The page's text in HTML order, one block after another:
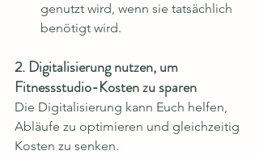
genutzt wird, wenn sie tatsächlich
benötigt wird.
2. Digitalisierung nutzen, um
Fitnessstudio-Kosten zu sparen
Die Digitalisierung kann Euch helfen,
Abläufe zu optimieren und gleichzeitig
Kosten zu senken.